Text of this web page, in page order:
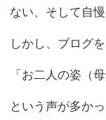
ない、そして自
しかし、ブログ
「お二人の姿（
という声が多か